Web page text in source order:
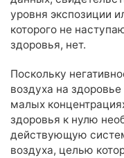
уровня экспозиции
которого не
здоровья, нет.
Поскольку
воздуха на
малых
здоровья к нулю
действующую
воздуха, целью